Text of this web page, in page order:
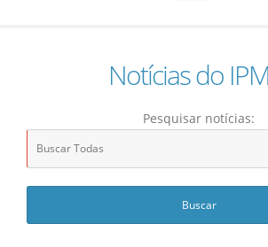
Home
Radar Animado
Notícias do
Pesquisar notícias: